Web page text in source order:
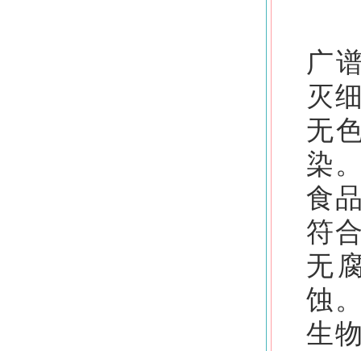
广
灭
无
染
食
符
无
蚀
生